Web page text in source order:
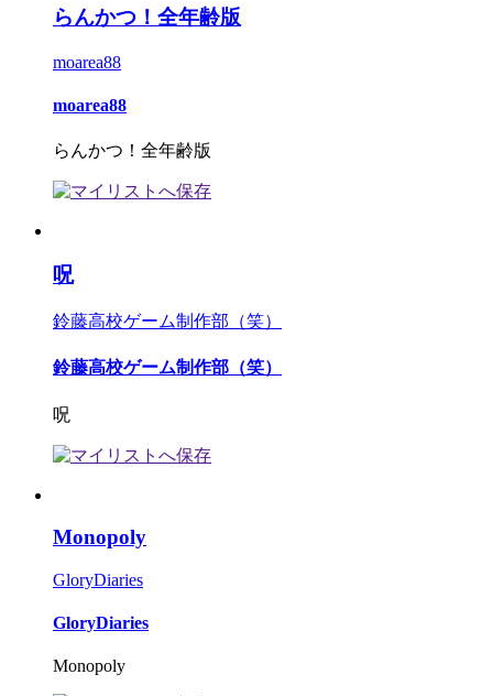
らんかつ！全年齢版
moarea88
moarea88
らんかつ！全年齢版
呪
鈴藤高校ゲーム制作部（笑）
鈴藤高校ゲーム制作部（笑）
呪
Monopoly
GloryDiaries
GloryDiaries
Monopoly